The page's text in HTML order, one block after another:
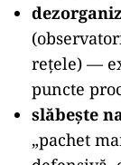
rețele) —
puncte
slăbește
„pachet